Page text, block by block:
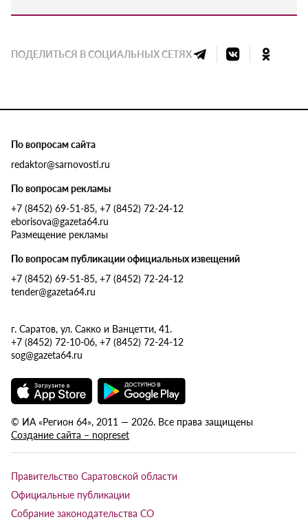
ПОДЕЛИТЬСЯ В СОЦИАЛЬНЫХ СЕТЯХ
По вопросам сайта
redaktor@sarnovosti.ru
По вопросам рекламы
+7 (8452) 69-51-85, +7 (8452) 72-24-12
eborisova@gazeta64.ru
Размещение рекламы
По вопросам публикации официальных извещений
+7 (8452) 69-51-85, +7 (8452) 72-24-12
tender@gazeta64.ru
г. Саратов, ул. Сакко и Ванцетти, 41.
+7 (8452) 72-10-06, +7 (8452) 72-24-12
sog@gazeta64.ru
© ИА «Регион 64», 2011 — 2026. Все права защищены
Создание сайта – nopreset
Правительство Саратовской области
Официальные публикации
Собрание законодательства СО